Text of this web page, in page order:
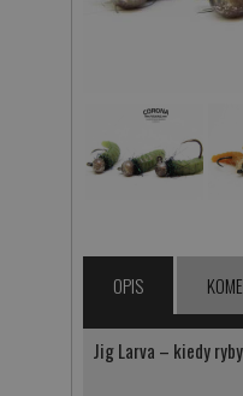
OPIS
Jig Larva – kiedy